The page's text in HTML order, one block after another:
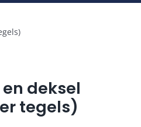
deksel
tegels)